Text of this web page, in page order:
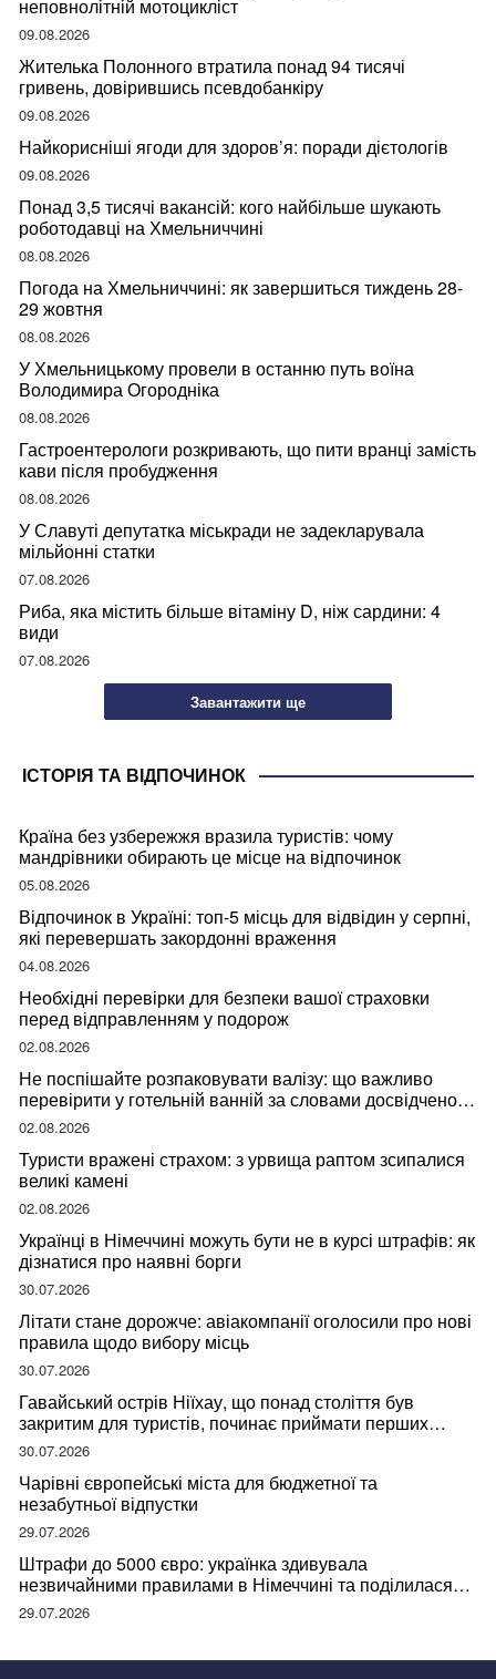
неповнолітній мотоцикліст
09.08.2026
Жителька Полонного втратила понад 94 тисячі
гривень, довірившись псевдобанкіру
09.08.2026
Найкорисніші ягоди для здоров’я: поради дієтологів
09.08.2026
Понад 3,5 тисячі вакансій: кого найбільше шукають
роботодавці на Хмельниччині
08.08.2026
Погода на Хмельниччині: як завершиться тиждень 28-
29 жовтня
08.08.2026
У Хмельницькому провели в останню путь воїна
Володимира Огородніка
08.08.2026
Гастроентерологи розкривають, що пити вранці замість
кави після пробудження
08.08.2026
У Славуті депутатка міськради не задекларувала
мільйонні статки
07.08.2026
Риба, яка містить більше вітаміну D, ніж сардини: 4
види
07.08.2026
Завантажити ще
ІСТОРІЯ ТА ВІДПОЧИНОК
Країна без узбережжя вразила туристів: чому
мандрівники обирають це місце на відпочинок
05.08.2026
Відпочинок в Україні: топ-5 місць для відвідин у серпні,
які перевершать закордонні враження
04.08.2026
Необхідні перевірки для безпеки вашої страховки
перед відправленням у подорож
02.08.2026
Не поспішайте розпаковувати валізу: що важливо
перевірити у готельній ванній за словами досвідченої
мандрівниці
02.08.2026
Туристи вражені страхом: з урвища раптом зсипалися
великі камені
02.08.2026
Українці в Німеччині можуть бути не в курсі штрафів: як
дізнатися про наявні борги
30.07.2026
Літати стане дорожче: авіакомпанії оголосили про нові
правила щодо вибору місць
30.07.2026
Гавайський острів Ніїхау, що понад століття був
закритим для туристів, починає приймати перших
відвідувачів
30.07.2026
Чарівні європейські міста для бюджетної та
незабутньої відпустки
29.07.2026
Штрафи до 5000 євро: українка здивувала
незвичайними правилами в Німеччині та поділилася
правдою
29.07.2026